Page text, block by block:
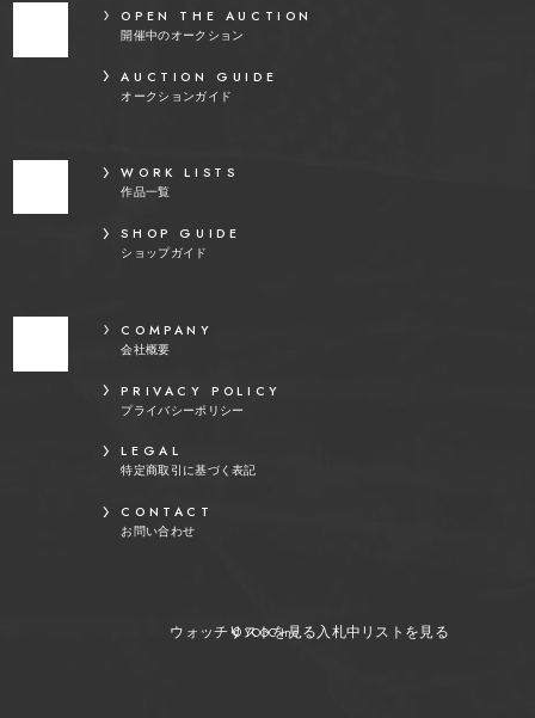
OPEN THE AUCTION
開催中のオークション
AUCTION GUIDE
オークションガイド
WORK LISTS
作品一覧
SHOP GUIDE
ショップガイド
COMPANY
会社概要
PRIVACY POLICY
プライバシーポリシー
LEGAL
特定商取引に基づく表記
CONTACT
お問い合わせ
© YOOC Inc.
ウォッチリストを見る 入札中リストを見る